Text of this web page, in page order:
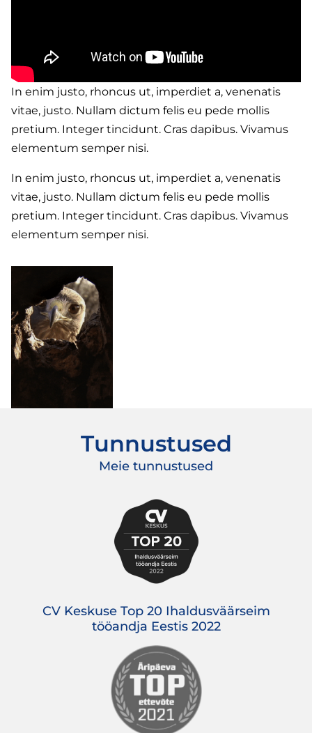
In enim justo, rhoncus ut, imperdiet a, venenatis
vitae, justo. Nullam dictum felis eu pede mollis
pretium. Integer tincidunt. Cras dapibus. Vivamus
elementum semper nisi.
In enim justo, rhoncus ut, imperdiet a, venenatis
vitae, justo. Nullam dictum felis eu pede mollis
pretium. Integer tincidunt. Cras dapibus. Vivamus
elementum semper nisi.
Tunnustused
Meie tunnustused
CV Keskuse Top 20 Ihaldusväärseim
tööandja Eestis 2022